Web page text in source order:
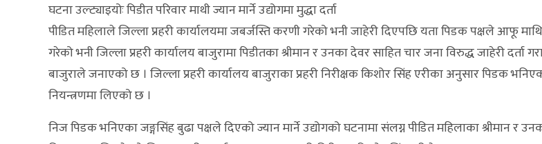
घटना उल्ट्याइयोः पिडीत परिवार माथी ज्यान मार्ने उद्योगमा मुद्धा दर्ता
पीडित महिलाले जिल्ला प्रहरी कार्यालयमा जबर्जस्ति करणी गरेको भनी जाहेरी दिएपछि यता पिडक पक्षले आफू
गरेको भनी जिल्ला प्रहरी कार्यालय बाजुरामा पिडीतका श्रीमान र उनका देवर साहित चार जना विरुद्ध जाहेरी दर्ता
बाजुराले जनाएको छ । जिल्ला प्रहरी कार्यालय बाजुराका प्रहरी निरीक्षक किशोर सिंह एरीका अनुसार पिडक
नियन्त्रणमा लिएको छ ।
निज पिडक भनिएका जङ्गसिंह बुढा पक्षले दिएको ज्यान मार्ने उद्योगको घटनामा संलग्न पीडित महिलाका श्रीमान र